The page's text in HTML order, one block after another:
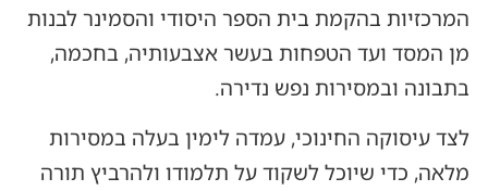
המרכזיות בהקמת בית הספר היסודי והסמינר לבנות
מן המסד ועד הטפחות בעשר אצבעותיה, בחכמה,
בתבונה ובמסירות נפש נדירה.
לצד עיסוקה החינוכי, עמדה לימין בעלה במסירות
מלאה, כדי שיוכל לשקוד על תלמודו ולהרביץ תורה